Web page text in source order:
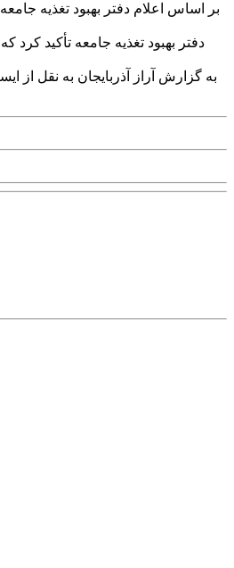
به گزارش آراز آذربايجان به نقل از